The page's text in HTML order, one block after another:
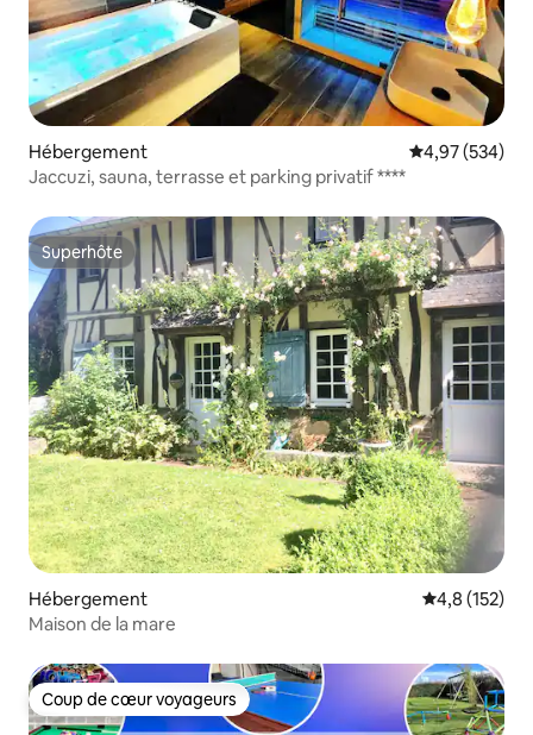
Hébergement Évaluation
4,97 (534)
Jaccuzi, sauna, terrasse et parking privatif ****
Superhôte
Superhôte
Hébergement Évaluation
4,8 (152)
Maison de la mare
Coup de cœur voyageurs
Coup de cœur voyageurs